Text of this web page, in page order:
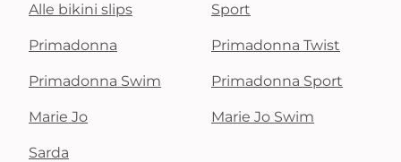
Alle bikini slips Sport
Primadonna Primadonna Twist
Primadonna Swim Primadonna Sport
Marie Jo Marie Jo Swim
Sarda